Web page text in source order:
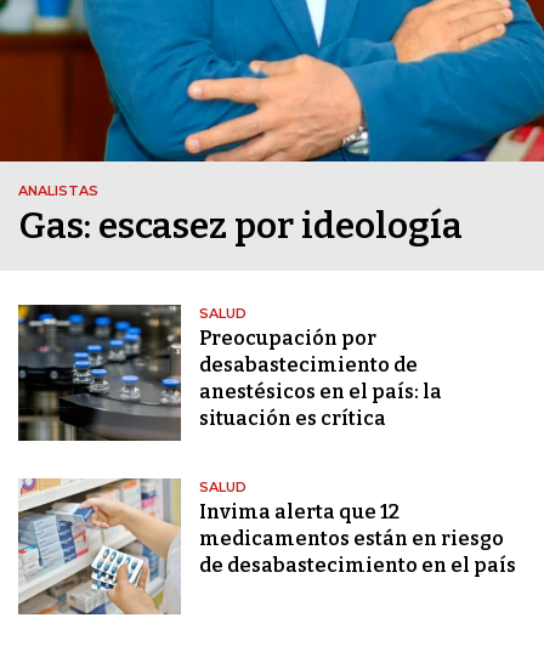
ANALISTAS
Gas: escasez por ideología
SALUD
Preocupación por
desabastecimiento de
anestésicos en el país: la
situación es crítica
SALUD
Invima alerta que 12
medicamentos están en riesgo
de desabastecimiento en el país